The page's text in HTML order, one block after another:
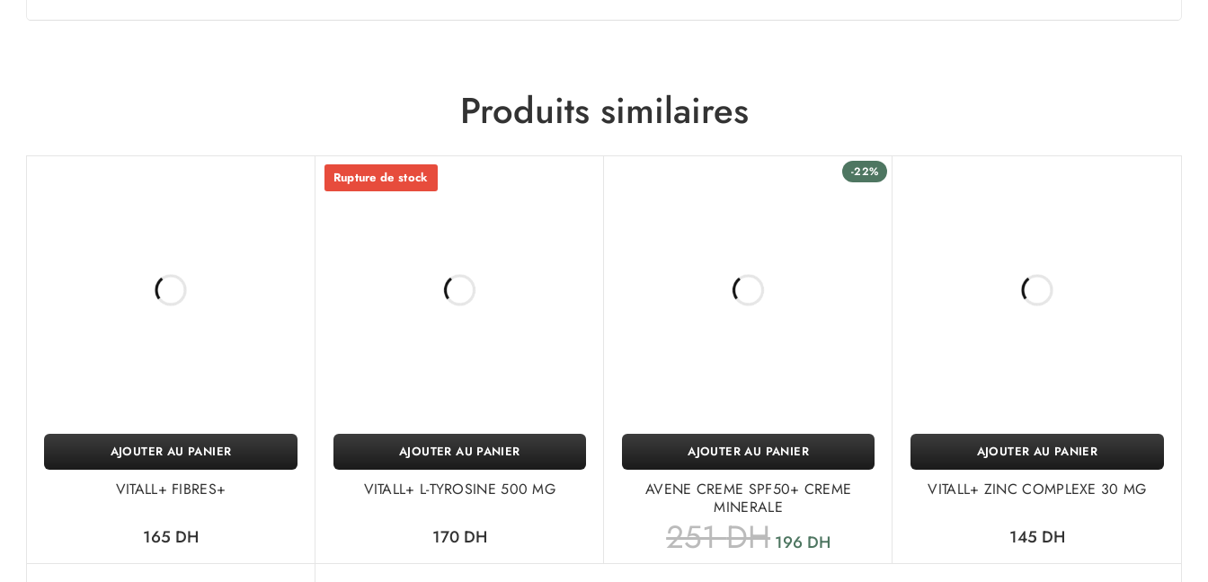
Produits similaires
VITALL+ FIBRES+
165 DH
AJOUTER AU PANIER
Rupture de stock
VITALL+ L-TYROSINE 500 MG
170 DH
AJOUTER AU PANIER
-22%
AVENE CREME SPF50+ CREME
MINERALE
251DH 196 DH
AJOUTER AU PANIER
VITALL+ ZINC COMPLEXE 30 MG
145 DH
AJOUTER AU PANIER